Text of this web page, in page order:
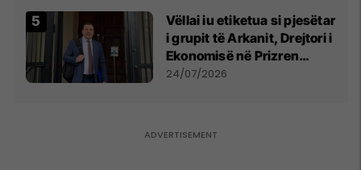
Vëllai iu etiketua si pjesëtar
i grupit të Arkanit, Drejtori i
Ekonomisë në Prizren
mohon pretendimet
24/07/2026